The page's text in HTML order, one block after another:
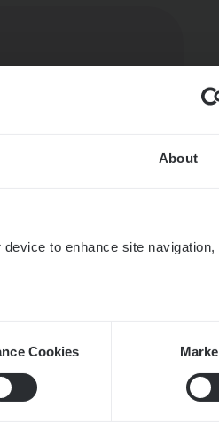
About
to enhance site navigation,
Cookies